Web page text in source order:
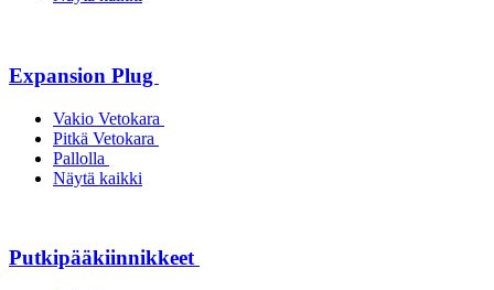
Expansion Plug
Vakio Vetokara
Pitkä Vetokara
Pallolla
Näytä kaikki
Putkipääkiinnikkeet